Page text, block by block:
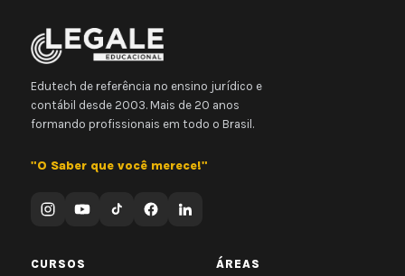
Edutech de referência no ensino jurídico e
contábil desde 2003. Mais de 20 anos
formando profissionais em todo o Brasil.
"O Saber que você merece!"
CURSOS ÁREAS